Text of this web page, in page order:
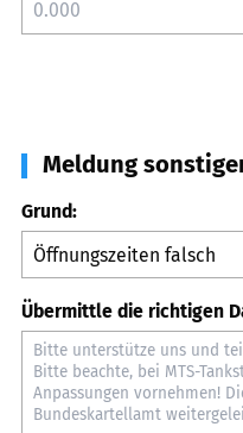
Meldung
Grund:
Übermittle die richtigen